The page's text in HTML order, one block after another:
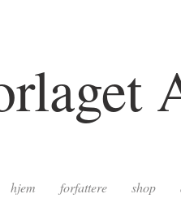
hjem forfattere shop